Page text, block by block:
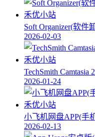
Soft Organizer(软件
2026-02-03
TechSmith Camtasia
2026-01-24
小飞机网盘APP(手
2026-02-13